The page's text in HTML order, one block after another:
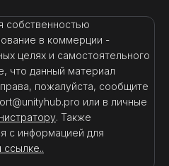
собственностью
в коммерции -
целях и самостоятельного
что данный материал
пожалуйста, сообщите
или в личные
. Также
с информацией для
ссылке..